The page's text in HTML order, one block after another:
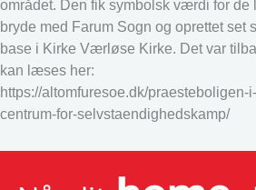
området. Den fik symbolsk værdi for de
bryde med Farum Sogn og oprettet set
base i Kirke Værløse Kirke. Det var
kan læses her:
https://altomfuresoe.dk/praesteboligen-
centrum-for-selvstaendighedskamp/